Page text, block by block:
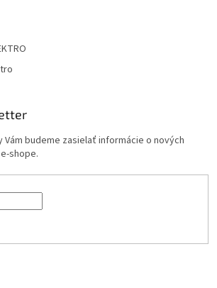
Vám budeme zasielať informácie o nových
shope.